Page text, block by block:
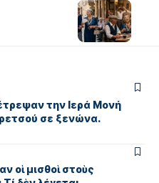
την Ιερά Μονή
σε ξενώνα.
οἱ μισθοὶ στοὺς